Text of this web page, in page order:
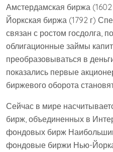
Амстердамская биржа
Йоркская биржа (1792 г)
связан с ростом госдолга,
облигационные займы
преобразовываться в
показались первые
биржевого оборота
Сейчас в мире
бирж, объединенных в
фондовых бирж
фондовые биржи Нью-